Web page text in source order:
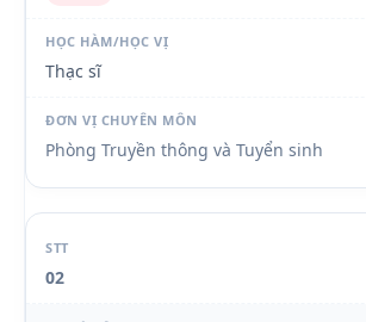
Thạc sĩ
Phòng Truyền thông và Tuyển sinh
02